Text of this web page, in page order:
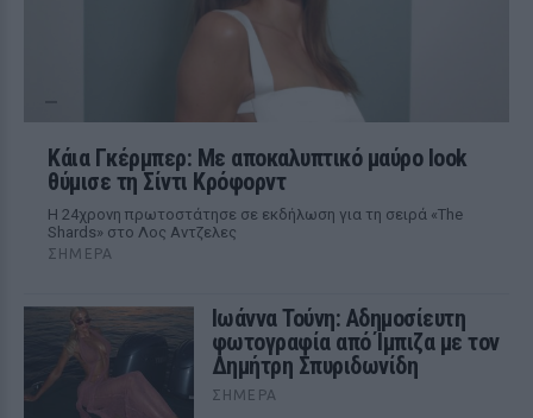
Κάια Γκέρμπερ: Με αποκαλυπτικό μαύρο look
θύμισε τη Σίντι Κρόφορντ
Η 24χρονη πρωτοστάτησε σε εκδήλωση για τη σειρά «The
Shards» στο Λος Αντζελες
ΣΉΜΕΡΑ
Ιωάννα Τούνη: Αδημοσίευτη
φωτογραφία από Ίμπιζα με τον
Δημήτρη Σπυριδωνίδη
ΣΉΜΕΡΑ